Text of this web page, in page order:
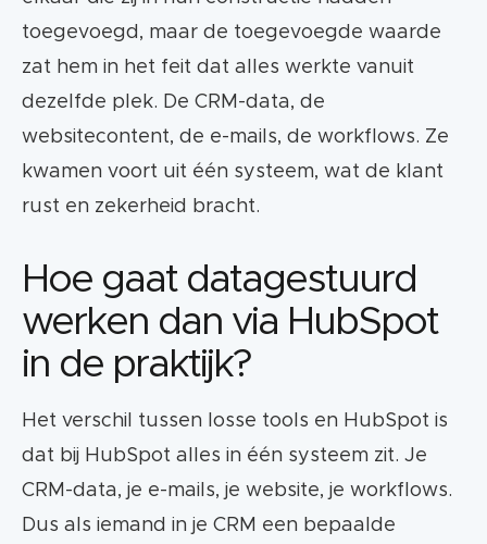
toegevoegd, maar de toegevoegde waarde
zat hem in het feit dat alles werkte vanuit
dezelfde plek. De CRM-data, de
websitecontent, de e-mails, de workflows. Ze
kwamen voort uit één systeem, wat de klant
rust en zekerheid bracht.
Hoe gaat datagestuurd
werken dan via HubSpot
in de praktijk?
Het verschil tussen losse tools en HubSpot is
dat bij HubSpot alles in één systeem zit. Je
CRM-data, je e-mails, je website, je workflows.
Dus als iemand in je CRM een bepaalde